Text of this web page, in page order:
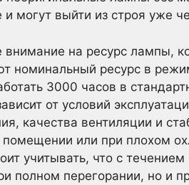
и могут выйти из строя уже
внимание на ресурс лампы,
номинальный ресурс в
3000 часов в
от условий
качества вентиляции и
или при плохом
учитывать, что с
полном перегорании, но и